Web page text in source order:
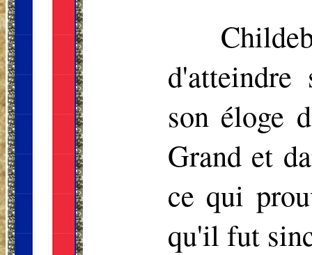
son éloge
Grand et
ce qui
qu'il fut